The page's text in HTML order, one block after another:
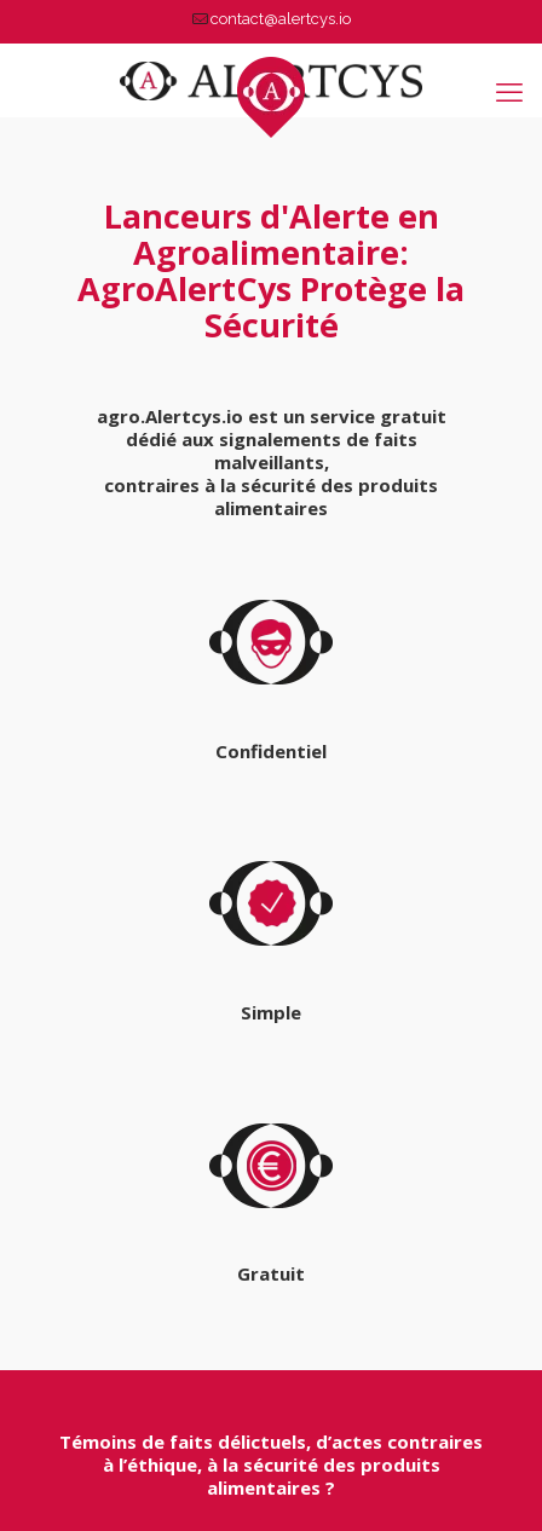
contact@alertcys.io
Lanceurs d'Alerte en
Agroalimentaire:
AgroAlertCys Protège la
Sécurité
agro.Alertcys.io est un service gratuit
dédié aux signalements de faits
malveillants,
contraires à la sécurité des produits
alimentaires
Confidentiel
Simple
Gratuit
Témoins de faits délictuels, d’actes contraires
à l’éthique, à la sécurité des produits
alimentaires ?